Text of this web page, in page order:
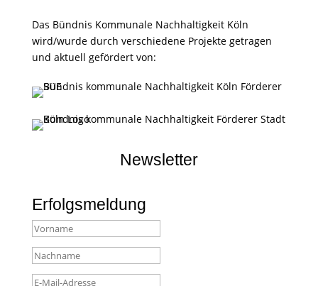
Das Bündnis Kommunale Nachhaltigkeit Köln
wird/wurde durch verschiedene Projekte getragen
und aktuell gefördert von:
Newsletter
Erfolgsmeldung